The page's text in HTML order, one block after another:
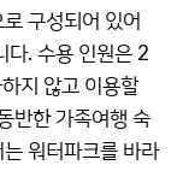
구성되어 있어
다. 수용 인원은 2
지 않고 이용할
반한 가족여행 숙
워터파크를 바라